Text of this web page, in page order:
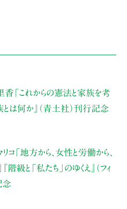
香 「これからの憲法と家族を考
とは何か』（青土社）刊行記念
コ「地方から、女性と労働から、
『階級と「私たち」のゆくえ』（フィ
念